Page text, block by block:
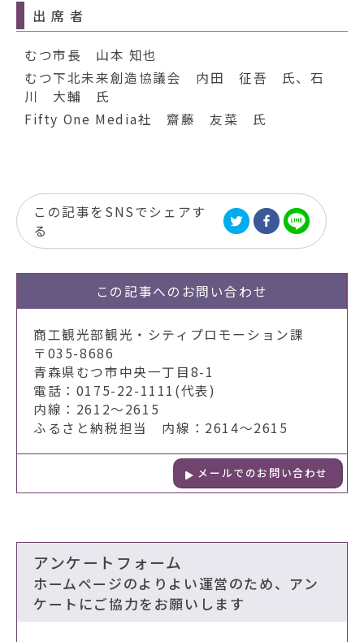
出 席 者
むつ市長 山本 知也
むつ下北未来創造協議会 内田 征吾 氏、石
川 大輔 氏
Fifty One Media社 齋藤 友菜 氏
この記事をSNSでシェアす
る
この記事への お問い合わせ
商工観光部観光・シティプロモーション課
〒035-8686
青森県むつ市中央一丁目8-1
電話：0175-22-1111(代表)
内線：2612～2615
ふるさと納税担当 内線：2614～2615
メールでのお問い合わせ
アンケートフォーム
ホームページのよりよい運営のため、アン
ケートにご協力をお願いします